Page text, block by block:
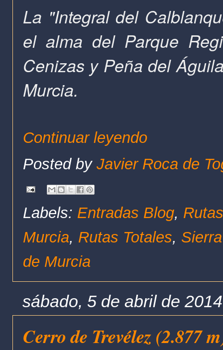
La "Integral del
el alma del Parque
Cenizas y Peña del
Murcia.
Continuar leyendo
Posted by Javier Roca de
Labels: Entradas Blog,
Murcia, Rutas Totales,
de Murcia
sábado, 5 de abril de 2014
Cerro de Trevélez (2.877